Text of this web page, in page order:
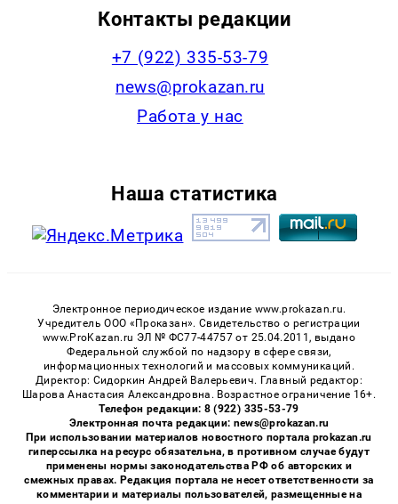
Контакты редакции
+7 (922) 335-53-79
news@prokazan.ru
Работа у нас
Наша статистика
Электронное периодическое издание www.prokazan.ru.
Учредитель ООО «Проказан». Cвидетельство о регистрации
www.ProKazan.ru ЭЛ № ФС77-44757 от 25.04.2011, выдано
Федеральной службой по надзору в сфере связи,
информационных технологий и массовых коммуникаций.
Директор: Сидоркин Андрей Валерьевич. Главный редактор:
Шарова Анастасия Александровна. Возрастное ограничение 16+.
Телефон редакции: 8 (922) 335-53-79
Электронная почта редакции: news@prokazan.ru
При использовании материалов новостного портала prokazan.ru
гиперссылка на ресурс обязательна, в противном случае будут
применены нормы законодательства РФ об авторских и
смежных правах. Редакция портала не несет ответственности за
комментарии и материалы пользователей, размещенные на